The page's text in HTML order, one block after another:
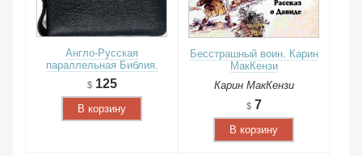
Англо-Русская
параллельная Библия.
125
В корзину
Бесстрашный воин. Карин
МакКензи
Карин МакКензи
7
В корзину